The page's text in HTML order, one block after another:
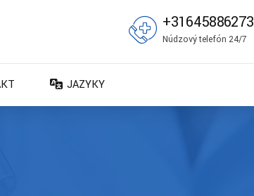
+31645886273
Núdzový telefón 24/7
JAZYKY